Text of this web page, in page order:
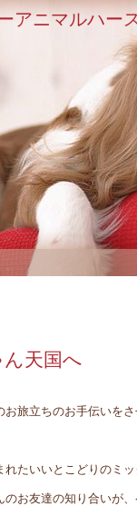
アニマルハー
天国へ
旅立ちのお手伝いを
れたいいとこどりのミ
お友達の知り合いが